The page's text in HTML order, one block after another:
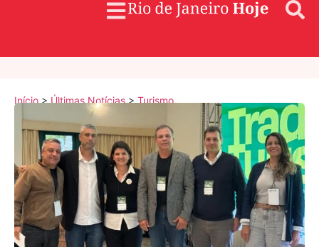
Início>Últimas Notícias>Turismo